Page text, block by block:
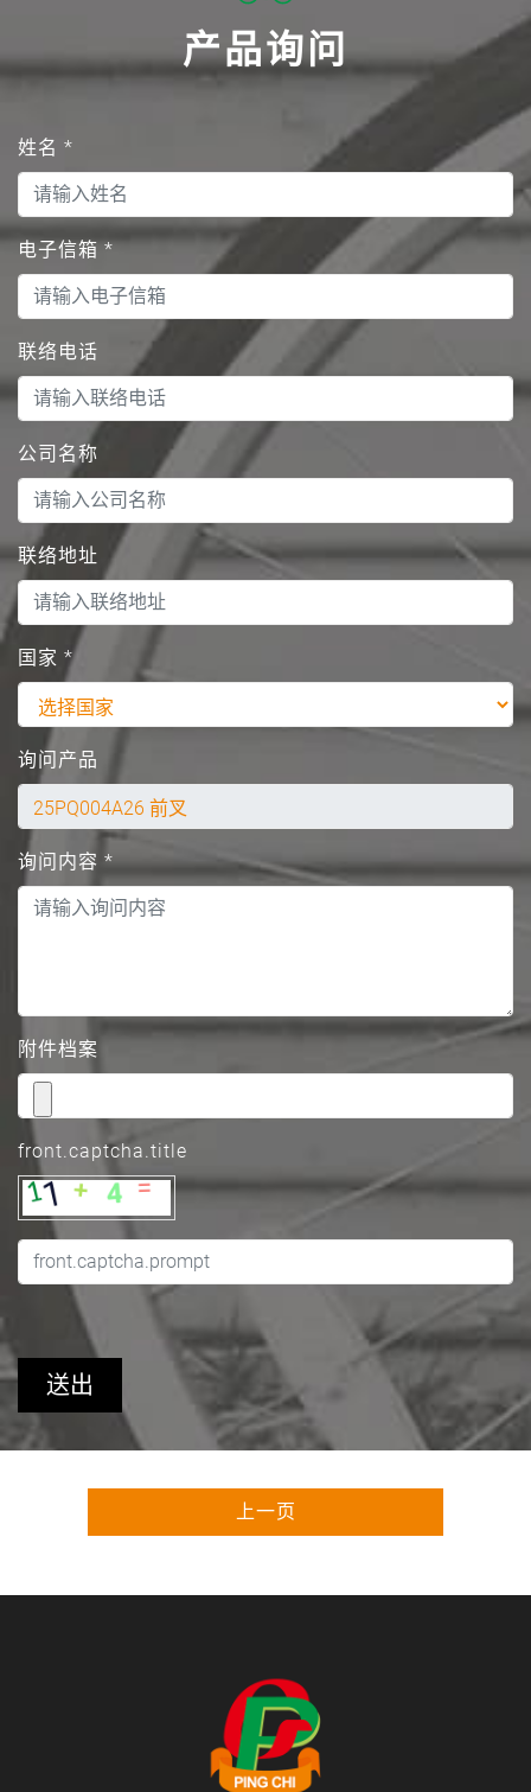
产品询问
姓名 *
电子信箱 *
联络电话
公司名称
联络地址
国家 *
询问产品
询问内容 *
附件档案
front.captcha.title
送出
上一页